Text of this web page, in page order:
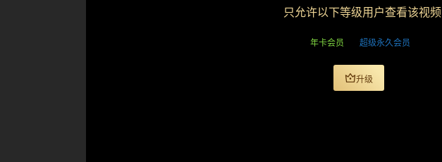
只允许以下等级用户查看该视频
年卡会员 超级永久会员
升级